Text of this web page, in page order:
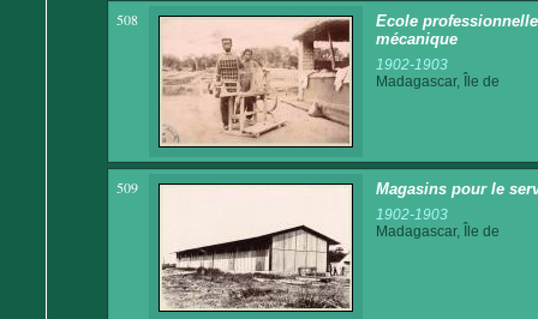
508
Ecole
mécanique
1902-1903
Madagascar, Île de
509 Magasins pour le
1902-1903
Madagascar, Île de